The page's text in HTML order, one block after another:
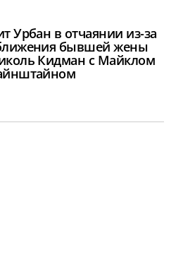
Урбан в отчаянии из-за
бывшей жены
Кидман с Майклом